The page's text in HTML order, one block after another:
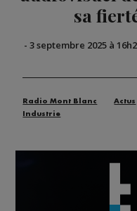
sa
- 3 septembre 2025 à
Radio Mont Blanc
Actus
Industrie